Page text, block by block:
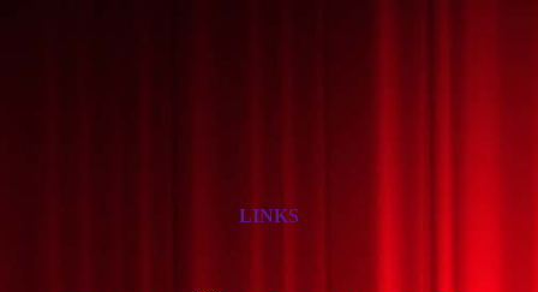
LINKS